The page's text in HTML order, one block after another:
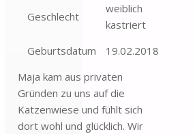
Geschlecht
weiblich
kastriert
Geburtsdatum
19.02.2018
Maja kam aus privaten
Gründen zu uns auf die
Katzenwiese und fühlt sich
dort wohl und glücklich. Wir